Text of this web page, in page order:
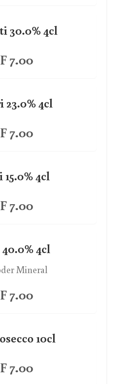
30.0% 4cl
7.00
23.0% 4cl
7.00
4cl
7.00
4cl
Mineral
7.00
10cl
7.00